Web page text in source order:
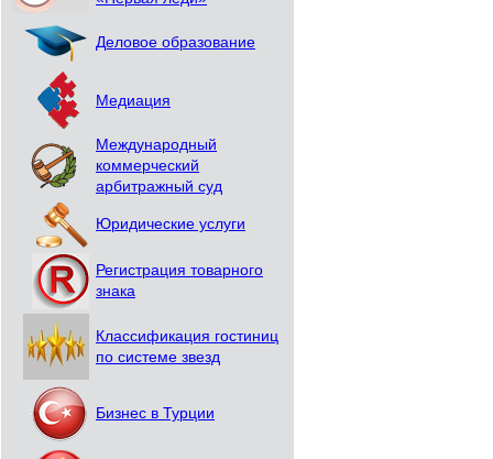
Деловое образование
Медиация
Международный
коммерческий
арбитражный суд
Юридические услуги
Регистрация товарного
знака
Классификация гостиниц
по системе звезд
Бизнес в Турции